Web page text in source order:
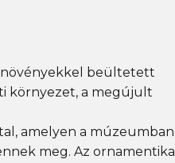
növényekkel beültetett
környezet, a megújult
amelyen a múzeumban
meg. Az ornamentika